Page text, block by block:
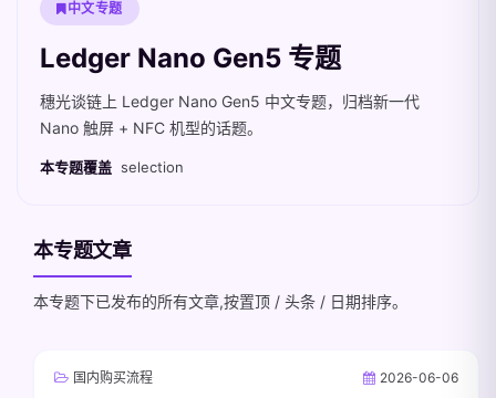
中文专题
Ledger Nano Gen5 专题
穗光谈链上 Ledger Nano Gen5 中文专题，归档新一代
Nano 触屏 + NFC 机型的话题。
本专题覆盖 selection
本专题文章
本专题下已发布的所有文章,按置顶 / 头条 / 日期排序。
国内购买流程 2026-06-06